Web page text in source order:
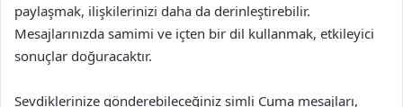
paylaşmak, ilişkilerinizi daha da derinleştirebilir.
Mesajlarınızda samimi ve içten bir dil kullanmak, etkileyici
sonuçlar doğuracaktır.
Sevdiklerinize gönderebileceğiniz simli Cuma mesajları,